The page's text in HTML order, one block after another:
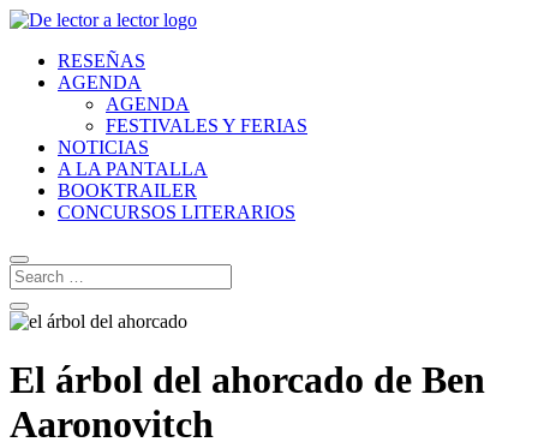
RESEÑAS
AGENDA
AGENDA
FESTIVALES Y FERIAS
NOTICIAS
A LA PANTALLA
BOOKTRAILER
CONCURSOS LITERARIOS
El árbol del ahorcado de Ben
Aaronovitch